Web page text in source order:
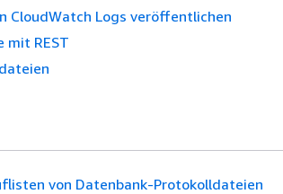
CloudWatch Logs veröffentlichen
mit REST
von Datenbank-Protokolldateien